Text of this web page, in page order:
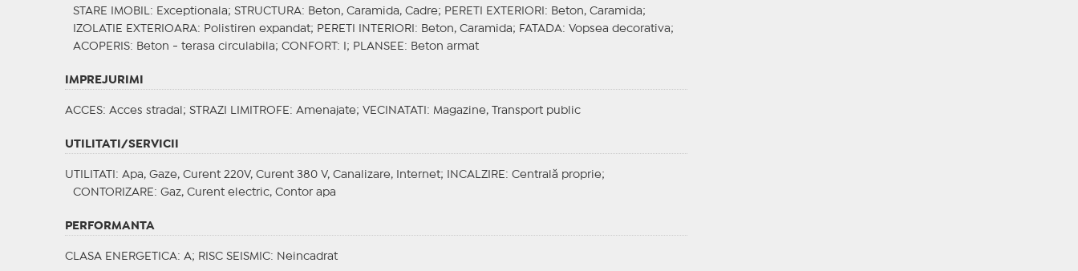
STARE IMOBIL
: Exceptionala; STRUCTURA: Beton, Caramida, Cadre; PERETI EXTERIORI : Beton, Caramida;
IZOLATIE EXTERIOARA: Polistiren expandat; PERETI INTERIORI : Beton, Caramida; FATADA: Vopsea decorativa;
ACOPERIS: Beton - terasa circulabila; CONFORT : I; PLANSEE : Beton armat
IMPREJURIMI
ACCES: Acces stradal; STRAZI LIMITROFE : Amenajate; VECINATATI : Magazine, Transport public
UTILITATI/SERVICII
UTILITATI : Apa, Gaze, Curent 220V, Curent 380 V, Canalizare, Internet; INCALZIRE : Centrală proprie;
CONTORIZARE : Gaz, Curent electric, Contor apa
PERFORMANTA
CLASA ENERGETICA: A; RISC SEISMIC: Neincadrat